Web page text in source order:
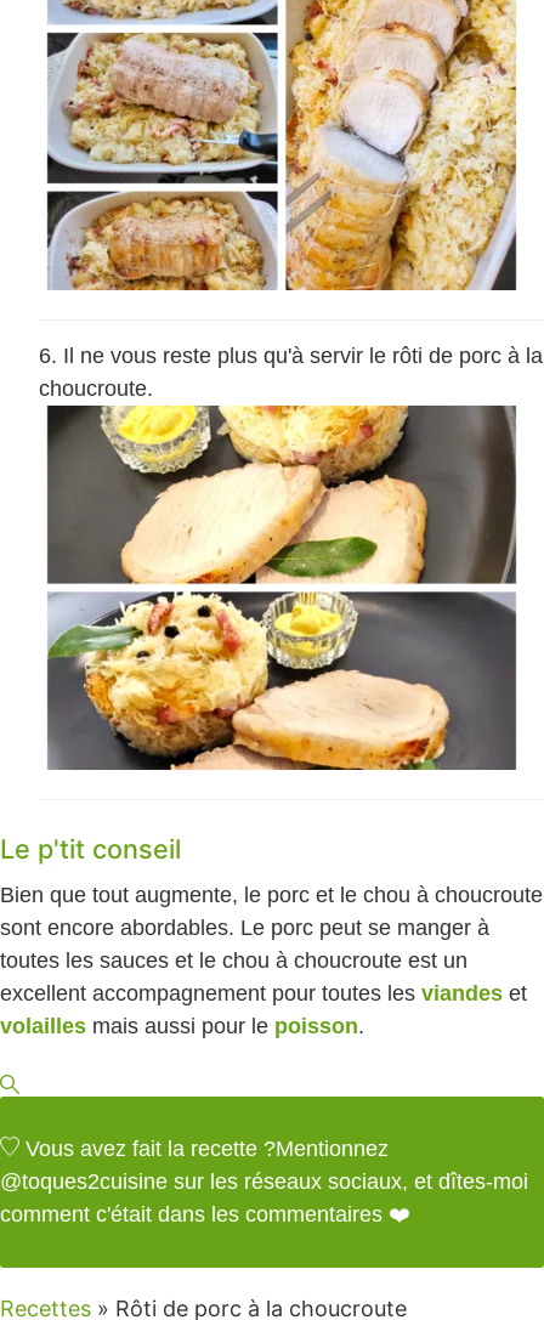
Il ne vous reste plus qu'à servir le rôti de porc à la
choucroute.
Le p'tit conseil
Bien que tout augmente, le porc et le chou à choucroute
sont encore abordables. Le porc peut se manger à
toutes les sauces et le chou à choucroute est un
excellent accompagnement pour toutes les viandes et
volailles mais aussi pour le poisson.
Vous avez fait la recette ?Mentionnez
@toques2cuisine sur les réseaux sociaux, et dîtes-moi
comment c'était dans les commentaires ❤️
Recettes » Rôti de porc à la choucroute